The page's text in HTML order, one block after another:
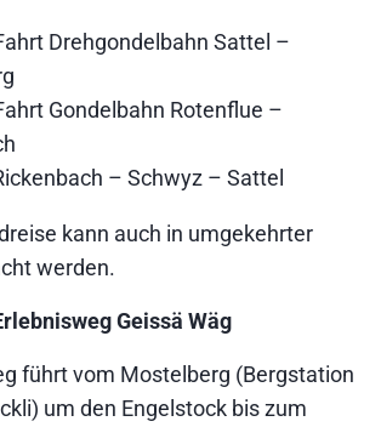
Drehgondelbahn Sattel –
Gondelbahn Rotenflue –
– Schwyz – Sattel
kann auch in umgekehrter
werden.
Geissä Wäg
führt vom Mostelberg (Bergstation
um den Engelstock bis zum